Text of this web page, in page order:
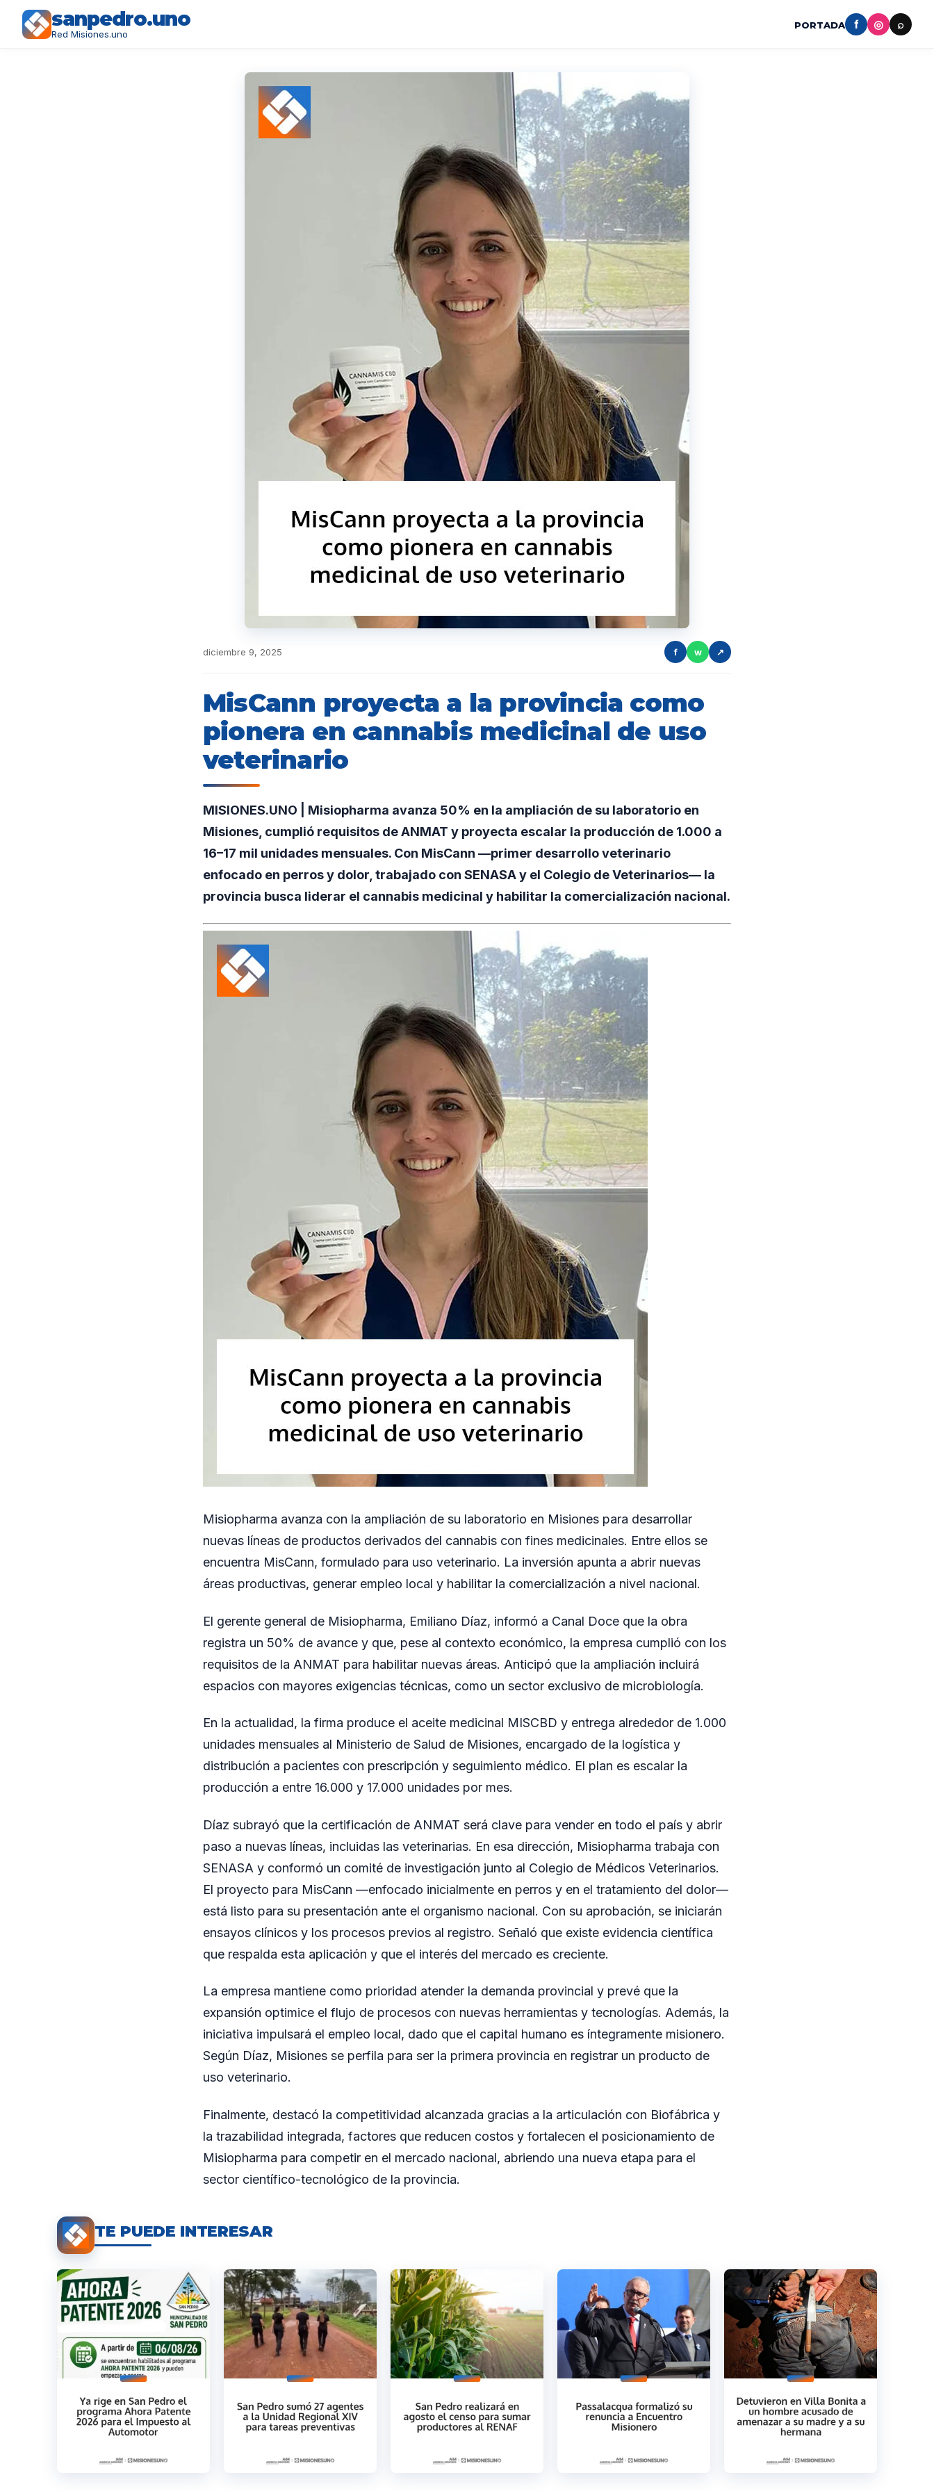
sanpedro.uno
Red Misiones.uno
PORTADA f ◎ ⌕
diciembre 9, 2025 f w ↗
MisCann proyecta a la provincia como
pionera en cannabis medicinal de uso
veterinario
MISIONES.UNO | Misiopharma avanza 50% en la ampliación de su laboratorio en
Misiones, cumplió requisitos de ANMAT y proyecta escalar la producción de 1.000 a
16–17 mil unidades mensuales. Con MisCann —primer desarrollo veterinario
enfocado en perros y dolor, trabajado con SENASA y el Colegio de Veterinarios— la
provincia busca liderar el cannabis medicinal y habilitar la comercialización nacional.
Misiopharma avanza con la ampliación de su laboratorio en Misiones para desarrollar
nuevas líneas de productos derivados del cannabis con fines medicinales. Entre ellos se
encuentra MisCann, formulado para uso veterinario. La inversión apunta a abrir nuevas
áreas productivas, generar empleo local y habilitar la comercialización a nivel nacional.
El gerente general de Misiopharma, Emiliano Díaz, informó a Canal Doce que la obra
registra un 50% de avance y que, pese al contexto económico, la empresa cumplió con los
requisitos de la ANMAT para habilitar nuevas áreas. Anticipó que la ampliación incluirá
espacios con mayores exigencias técnicas, como un sector exclusivo de microbiología.
En la actualidad, la firma produce el aceite medicinal MISCBD y entrega alrededor de 1.000
unidades mensuales al Ministerio de Salud de Misiones, encargado de la logística y
distribución a pacientes con prescripción y seguimiento médico. El plan es escalar la
producción a entre 16.000 y 17.000 unidades por mes.
Díaz subrayó que la certificación de ANMAT será clave para vender en todo el país y abrir
paso a nuevas líneas, incluidas las veterinarias. En esa dirección, Misiopharma trabaja con
SENASA y conformó un comité de investigación junto al Colegio de Médicos Veterinarios.
El proyecto para MisCann —enfocado inicialmente en perros y en el tratamiento del dolor—
está listo para su presentación ante el organismo nacional. Con su aprobación, se iniciarán
ensayos clínicos y los procesos previos al registro. Señaló que existe evidencia científica
que respalda esta aplicación y que el interés del mercado es creciente.
La empresa mantiene como prioridad atender la demanda provincial y prevé que la
expansión optimice el flujo de procesos con nuevas herramientas y tecnologías. Además, la
iniciativa impulsará el empleo local, dado que el capital humano es íntegramente misionero.
Según Díaz, Misiones se perfila para ser la primera provincia en registrar un producto de
uso veterinario.
Finalmente, destacó la competitividad alcanzada gracias a la articulación con Biofábrica y
la trazabilidad integrada, factores que reducen costos y fortalecen el posicionamiento de
Misiopharma para competir en el mercado nacional, abriendo una nueva etapa para el
sector científico-tecnológico de la provincia.
TE PUEDE INTERESAR